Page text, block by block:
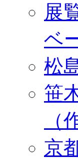
展
ベ
松
笹
（
京